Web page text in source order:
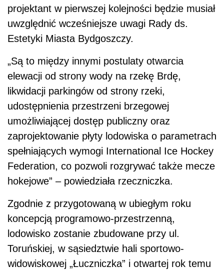
projektant w pierwszej kolejności będzie musiał
uwzględnić wcześniejsze uwagi Rady ds.
Estetyki Miasta Bydgoszczy.
„Są to między innymi postulaty otwarcia
elewacji od strony wody na rzekę Brdę,
likwidacji parkingów od strony rzeki,
udostępnienia przestrzeni brzegowej
umożliwiającej dostęp publiczny oraz
zaprojektowanie płyty lodowiska o parametrach
spełniających wymogi International Ice Hockey
Federation, co pozwoli rozgrywać także mecze
hokejowe” – powiedziała rzeczniczka.
Zgodnie z przygotowaną w ubiegłym roku
koncepcją programowo-przestrzenną,
lodowisko zostanie zbudowane przy ul.
Toruńskiej, w sąsiedztwie hali sportowo-
widowiskowej „Łuczniczka” i otwartej rok temu